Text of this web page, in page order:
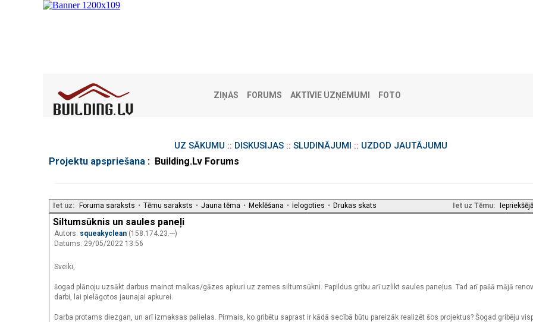
ZIŅAS FORUMS AKTĪVIE UZŅĒMUMI FOTO
UZ SĀKUMU :: DISKUSIJAS:: SLUDINĀJUMI :: UZDOD JAUTĀJUMU
Projektu apspriešana : Building.Lv Forums
Iet uz Tēmu: Iepriekšējā
Iet uz: Foruma saraksts • Tēmu saraksts • Jauna tēma • Meklēšana • Ielogoties • Drukas skats
Siltumsūknis un saules paneļi
Autors: squeakyclean (158.174.23.---)
Datums: 29/05/2022 13:56
Sveiki,
šogad plānoju uzsākt darbus mainot malkas/gāzes apkuri uz zemes siltumsūkni. Papildus gribu arī uzlikt saules paneļus. Tad arī pašā mājā
darbi, lai pielāgotos jaunajai apkurei.
Darba protams diezgan, un arī izmaksas palielas. Pirmais, ko gribētu saprast ir kādā secībā būtu pareizāk realizēt šos projektus? Šogad gribēju